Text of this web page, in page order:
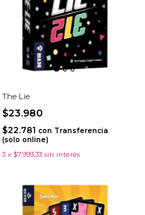
The Lie
$23.980
$22.781 con Transferencia
(solo online)
3 x $7.993,33 sin interés